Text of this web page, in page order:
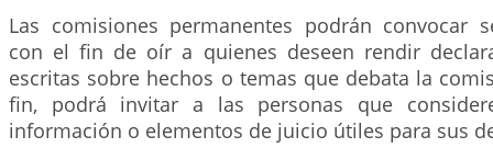
Las comisiones permanentes podrán convocar
con el fin de oír a quienes deseen rendir
escritas sobre hechos o temas que debata la
fin, podrá invitar a las personas que
información o elementos de juicio útiles para sus